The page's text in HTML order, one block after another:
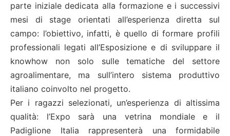
parte iniziale dedicata alla formazione e i successivi
mesi di stage orientati all’esperienza diretta sul
campo: l’obiettivo, infatti, è quello di formare profili
professionali legati all’Esposizione e di sviluppare il
knowhow non solo sulle tematiche del settore
agroalimentare, ma sull’intero sistema produttivo
italiano coinvolto nel progetto.
Per i ragazzi selezionati, un’esperienza di altissima
qualità: l’Expo sarà una vetrina mondiale e il
Padiglione Italia rappresenterà una formidabile